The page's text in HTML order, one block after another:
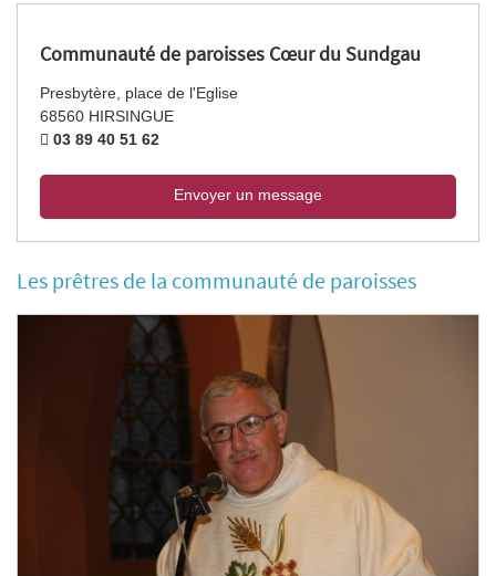
Communauté de paroisses Cœur du Sundgau
Presbytère, place de l'Eglise
68560 HIRSINGUE
03 89 40 51 62
Envoyer un message
Les prêtres de la communauté de paroisses